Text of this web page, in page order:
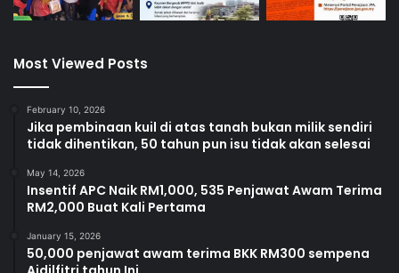
Most Viewed Posts
February 10, 2026
Jika pembinaan kuil di atas tanah bukan milik sendiri
tidak dihentikan, 50 tahun pun isu tidak akan selesai
May 14, 2026
Insentif APC Naik RM1,000, 535 Penjawat Awam Terima
RM2,000 Buat Kali Pertama
January 15, 2026
50,000 penjawat awam terima BKK RM300 sempena